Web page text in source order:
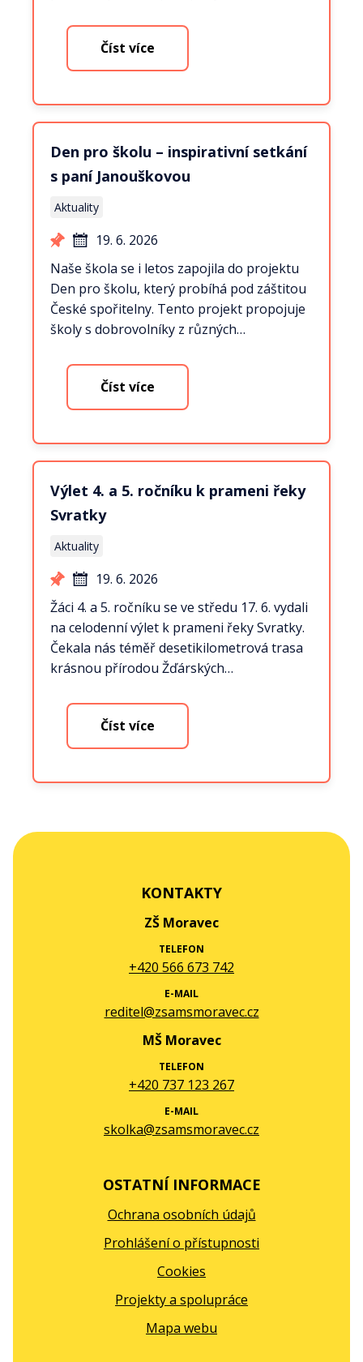
Číst více
Den pro školu – inspirativní setkání
s paní Janouškovou
Aktuality
19. 6. 2026
Naše škola se i letos zapojila do projektu
Den pro školu, který probíhá pod záštitou
České spořitelny. Tento projekt propojuje
školy s dobrovolníky z různých…
Číst více
Výlet 4. a 5. ročníku k prameni řeky
Svratky
Aktuality
19. 6. 2026
Žáci 4. a 5. ročníku se ve středu 17. 6. vydali
na celodenní výlet k prameni řeky Svratky.
Čekala nás téměř desetikilometrová trasa
krásnou přírodou Žďárských…
Číst více
KONTAKTY
ZŠ Moravec
TELEFON
+420 566 673 742
E-MAIL
reditel@zsamsmoravec.cz
MŠ Moravec
TELEFON
+420 737 123 267
E-MAIL
skolka@zsamsmoravec.cz
OSTATNÍ INFORMACE
Ochrana osobních údajů
Prohlášení o přístupnosti
Cookies
Projekty a spolupráce
Mapa webu